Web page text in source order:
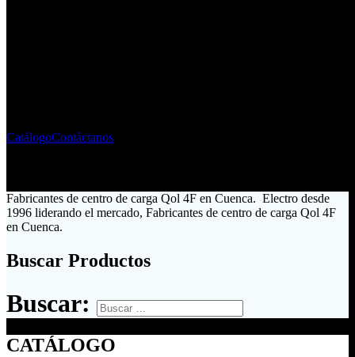
CatálogoContáctanos
Fabricantes de centro de carga Qol 4F en Cuenca. Electro desde
1996 liderando el mercado, Fabricantes de centro de carga Qol 4F
en Cuenca.
Buscar Productos
Buscar:
CATÁLOGO